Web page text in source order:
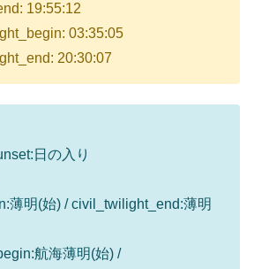
19:55:12
03:35:05
20:30:07
日の入り
薄明(始) / civil_twilight_end:薄明
航海薄明(始) /